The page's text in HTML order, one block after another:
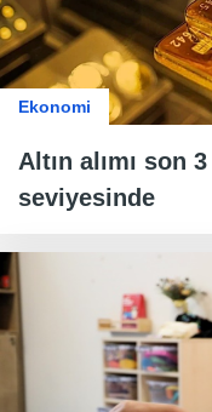
Ekonomi
Altın alımı son
seviyesinde